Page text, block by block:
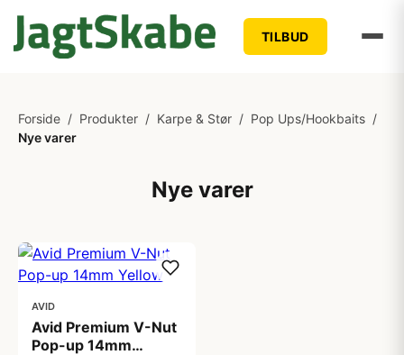
TILBUD
Forside / Produkter / Karpe & Stør / Pop Ups/Hookbaits /
Nye varer
Nye varer
AVID
Avid Premium V-Nut
Pop-up 14mm